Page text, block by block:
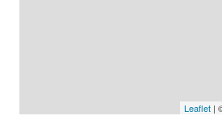
Leaflet |